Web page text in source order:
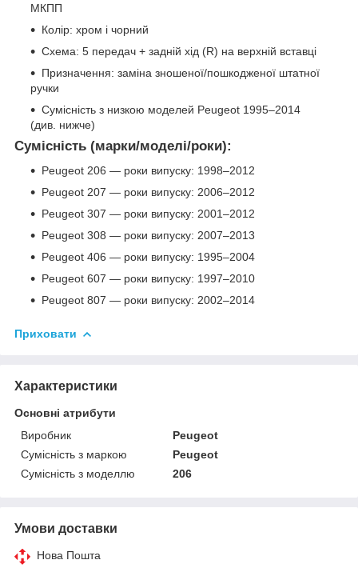
МКПП
Колір: хром і чорний
Схема: 5 передач + задній хід (R) на верхній вставці
Призначення: заміна зношеної/пошкодженої штатної
ручки
Сумісність з низкою моделей Peugeot 1995–2014
(див. нижче)
Сумісність (марки/моделі/роки):
Peugeot 206 — роки випуску: 1998–2012
Peugeot 207 — роки випуску: 2006–2012
Peugeot 307 — роки випуску: 2001–2012
Peugeot 308 — роки випуску: 2007–2013
Peugeot 406 — роки випуску: 1995–2004
Peugeot 607 — роки випуску: 1997–2010
Peugeot 807 — роки випуску: 2002–2014
Приховати
Характеристики
Основні атрибути
Виробник
Peugeot
Сумісність з маркою
Peugeot
Сумісність з моделлю
206
Умови доставки
Нова Пошта